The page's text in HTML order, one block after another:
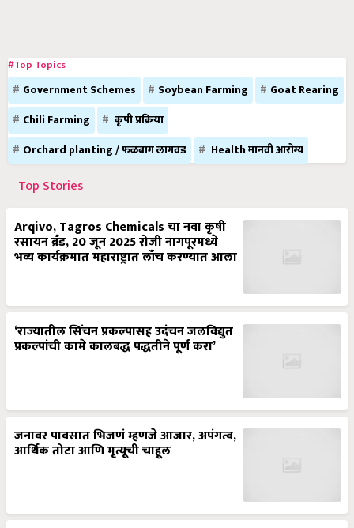
#Top Topics
Government Schemes Soybean Farming
Goat Rearing
Chili Farming
कृषी प्रक्रिया
Orchard planting / फळबाग लागवड
Health मानवी आरोग्य
Top Stories
Arqivo, Tagros Chemicals चा नवा कृषी
रसायन ब्रँड, 20 जून 2025 रोजी नागपूरमध्ये
भव्य कार्यक्रमात महाराष्ट्रात लाँच करण्यात आला
‘राज्यातील सिंचन प्रकल्पासह उदंचन जलविद्युत
प्रकल्पांची कामे कालबद्ध पद्धतीने पूर्ण करा’
जनावर पावसात भिजणं म्हणजे आजार, अपंगत्व,
आर्थिक तोटा आणि मृत्यूची चाहूल